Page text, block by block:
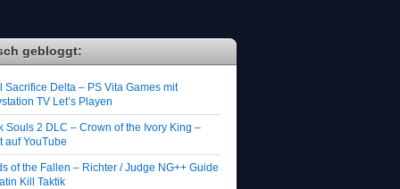
gebloggt:
Sacrifice Delta – PS Vita Games mit
TV Let’s Playen
Souls 2 DLC – Crown of the Ivory King –
auf YouTube
of the Fallen – Richter / Judge NG++ Guide
Kill Taktik